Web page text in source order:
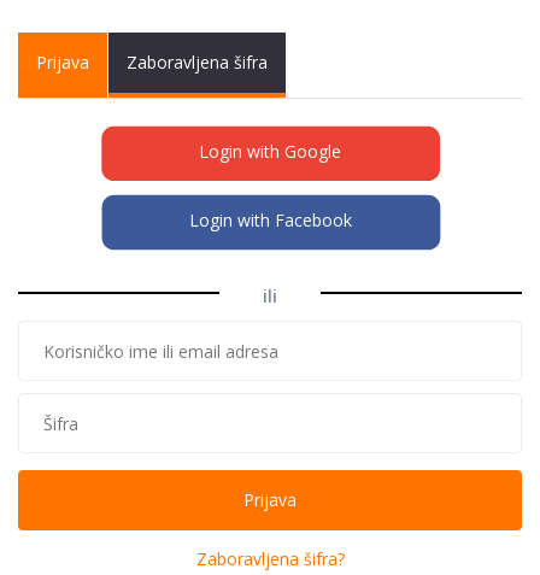
Primary tabs
Prijava (activeZaboravljena šifra
Login with Google
Login with Facebook
ili
Zaboravljena šifra?